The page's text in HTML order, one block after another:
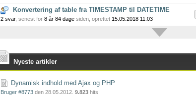
Konvertering af table fra TIMESTAMP til DATETIME
2 svar, senest for 8 år 84 dage siden, oprettet 15.05.2018 11:03
Nyeste artikler
Dynamisk indhold med Ajax og PHP
Bruger #8773 den 28.05.2012. 9.823 hits